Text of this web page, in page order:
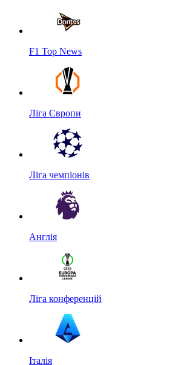
F1 Top News
Ліга Європи
Ліга чемпіонів
Англія
Ліга конференцій
Італія